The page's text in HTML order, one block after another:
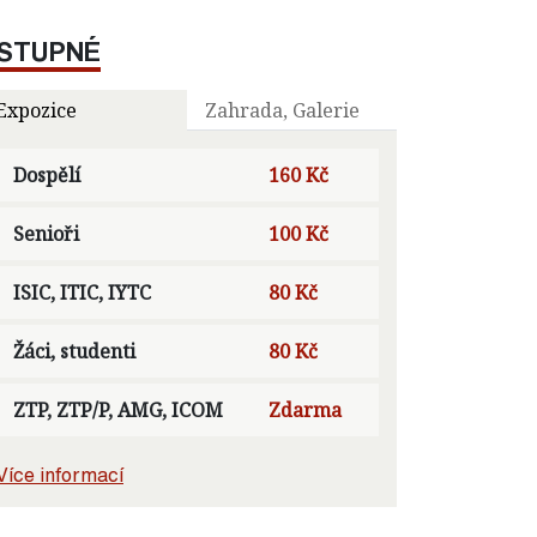
Zahrada, Galerie
Dospělí 160 Kč
Senioři 100 Kč
ISIC, ITIC, IYTC 80 Kč
Žáci, studenti 80 Kč
ZTP, ZTP/P, AMG, ICOM Zdarma
informací